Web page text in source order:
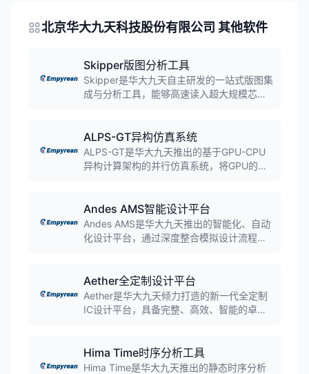
北京华大九天科技股份有限公司 其他软件
Skipper版图分析工具
Skipper是华大九天自主研发的一站式版图集
成与分析工具，能够高速读入超大规模芯片
瑞萨电子等国际知名芯片企业，大幅提升版
图集成和分析验证效率。
ALPS-GT异构仿真系统
ALPS-GT是华大九天推出的基于GPU-CPU
异构计算架构的并行仿真系统，将GPU的强
了FastSPICE精度不够、传统SPICE性能和
容量不足的问题。
Andes AMS智能设计平台
Andes AMS是华大九天推出的智能化、自动
化设计平台，通过深度整合模拟设计流程，
拟电路设计提供智能化的设计解决方案。
Aether全定制设计平台
Aether是华大九天倾力打造的新一代全定制
IC设计平台，具备完整、高效、智能的卓越
计工作，为复杂芯片系统的研发提供一体化
解决方案。
Hima Time时序分析工具
Hima Time是华大九天推出的静态时序分析